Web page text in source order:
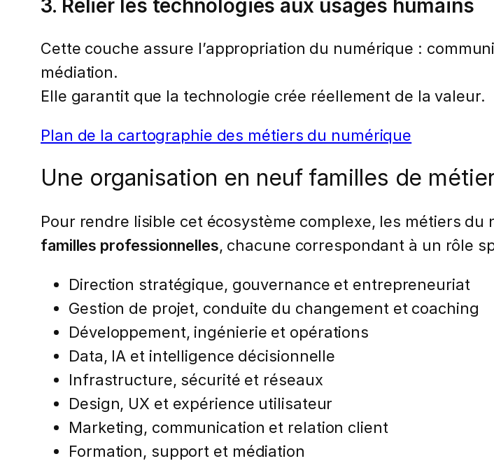
3. Relier les technologies aux usages humains
Cette couche assure l’appropriation du numérique :
médiation.
Elle garantit que la technologie crée réellement de la valeur.
Plan de la cartographie des métiers du numérique
Une organisation en neuf familles de
Pour rendre lisible cet écosystème complexe, les métiers
familles professionnelles, chacune correspondant à un rôle
Direction stratégique, gouvernance et entrepreneuriat
Gestion de projet, conduite du changement et coaching
Développement, ingénierie et opérations
Data, IA et intelligence décisionnelle
Infrastructure, sécurité et réseaux
Design, UX et expérience utilisateur
Marketing, communication et relation client
Formation, support et médiation